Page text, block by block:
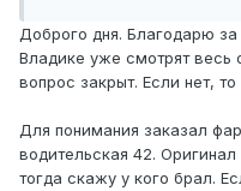
Доброго дня. Благодарю
Владике уже смотрят весь
вопрос закрыт. Если нет,
Для понимания заказал
водительская 42.
тогда скажу у кого брал.